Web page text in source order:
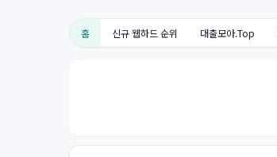
홈 신규 웹하드 순위 대출모아.Top